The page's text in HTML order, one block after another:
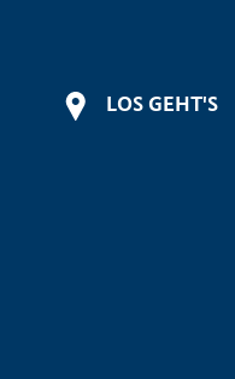
LOS GEHT'S